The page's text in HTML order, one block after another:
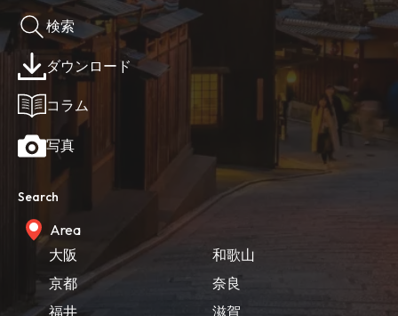
検索
ダウンロード
コラム
写真
Search
Area
大阪
京都
福井
和歌山
奈良
滋賀